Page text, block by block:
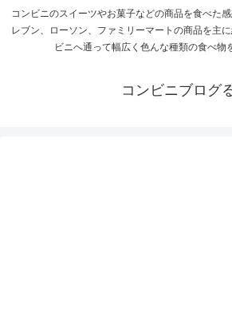
コンビニのスイーツやお菓子などの商品を食べた
レブン、ローソン、ファミリーマートの商品を主
ビニへ通って幅広く色んな種類の食べ物
コンビニブログ